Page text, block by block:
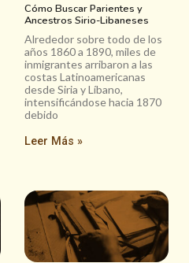
Cómo Buscar Parientes y
Ancestros Sirio-Libaneses
Alrededor sobre todo de los
años 1860 a 1890, miles de
inmigrantes arribaron a las
costas Latinoamericanas
desde Siria y Líbano,
intensificándose hacia 1870
debido
Leer Más »